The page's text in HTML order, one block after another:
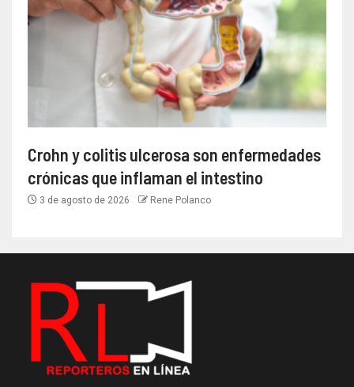
Crohn y colitis ulcerosa son enfermedades
crónicas que inflaman el intestino
3 de agosto de 2026 Rene Polanco